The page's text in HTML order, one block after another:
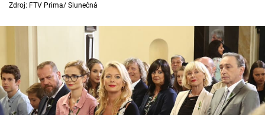
Zdroj: FTV Prima/ Slunečná